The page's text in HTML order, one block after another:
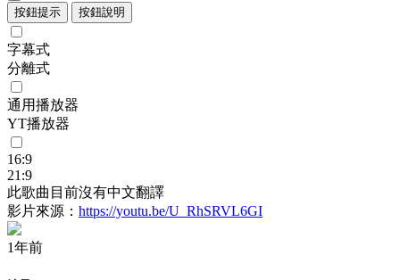
按鈕提示 按鈕說明
字幕式
分離式
通用播放器
YT播放器
16:9
21:9
此歌曲目前沒有中文翻譯
影片來源： https://youtu.be/U_RhSRVL6GI
1年前